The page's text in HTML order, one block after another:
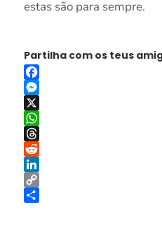
estas são para sempre.
Partilha com os teus
Facebook
Messenger
X
WhatsApp
Threads
Reddit
LinkedIn
Copy